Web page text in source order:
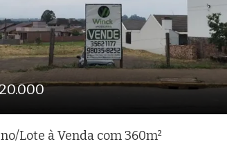
Lote à Venda com 360m²